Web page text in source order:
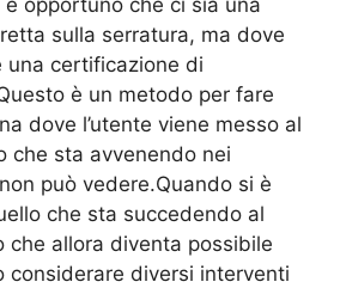
opportuno che ci sia una
sulla serratura, ma dove
una certificazione di
è un metodo per fare
dove l’utente viene messo al
che sta avvenendo nei
può vedere.Quando si è
che sta succedendo al
che allora diventa possibile
considerare diversi interventi